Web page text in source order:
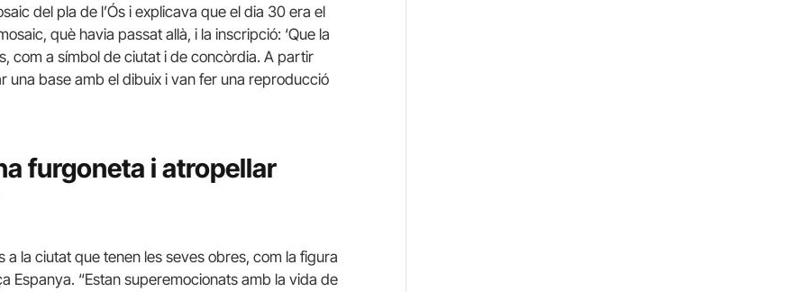
del pla de l’Ós i explicava que el dia 30 era el
què havia passat allà, i la inscripció: ‘Que la
com a símbol de ciutat i de concòrdia. A partir
una base amb el dibuix i van fer una reproducció
furgoneta i atropellar
la ciutat que tenen les seves obres, com la figura
Espanya. “Estan superemocionats amb la vida de